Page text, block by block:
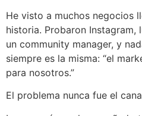
He visto a muchos negocios
historia. Probaron Instagram,
un community manager, y
siempre es la misma: “el
para nosotros.”
El problema nunca fue el